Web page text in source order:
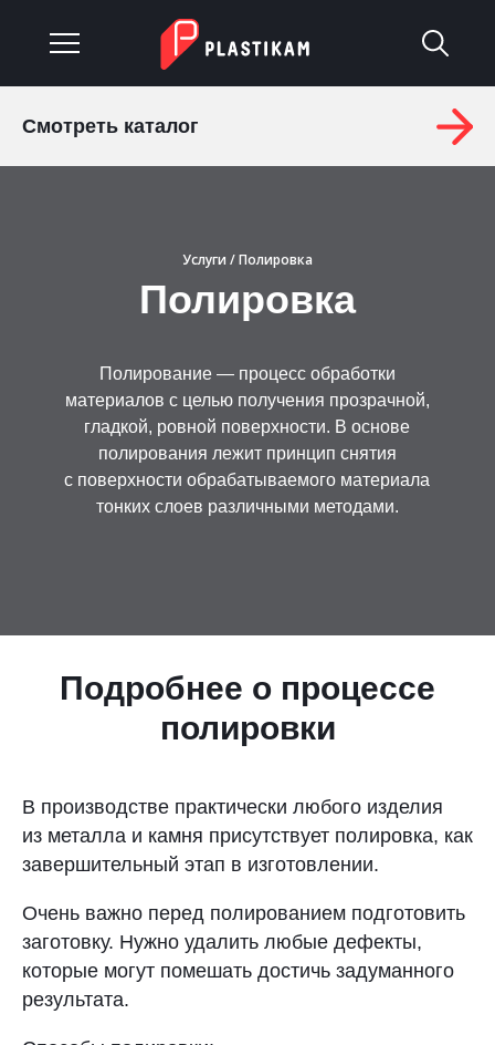
Изделия на заказ
Материалы
Оплата и доставка
РОСТОВ-НА-ДОНУ
sale@plastikam.ru
Смотреть каталог
Услуги / Полировка
Полировка
Полирование — процесс обработки
материалов с целью получения прозрачной,
гладкой, ровной поверхности. В основе
полирования лежит принцип снятия
с поверхности обрабатываемого материала
тонких слоев различными методами.
Подробнее о процессе
полировки
В производстве практически любого изделия
из металла и камня присутствует полировка, как
завершительный этап в изготовлении.
Очень важно перед полированием подготовить
заготовку. Нужно удалить любые дефекты,
которые могут помешать достичь задуманного
результата.